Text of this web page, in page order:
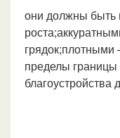
они должны быть
пределы
благоустройства